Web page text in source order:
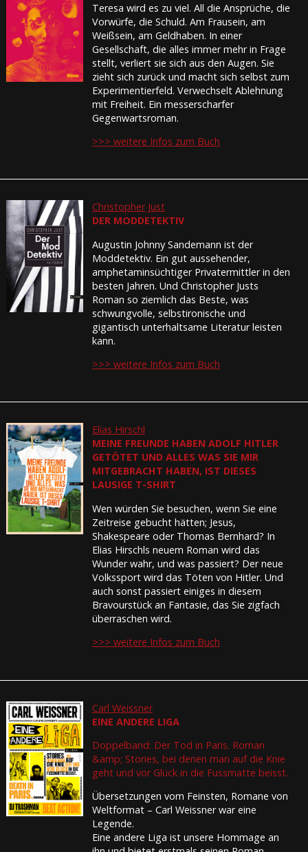
Teresa wird es zu viel. All die Ansprüche, die
Vorwürfe, die Schuld. Am Frausein, am
Weißsein, am Geldhaben. In einer
Gesellschaft, die alles immer mehr in Frage
stellt, verliert sie sich aus den Augen. Sie
zieht sich zurück und macht sich selbst zum
Experimentierfeld. Verwechselt Ablehnung
mit Freiheit. Ein messerscharfer
Gegenwartsroman.
>>> weitere Infos zum Buch
Christopher Just
DER MODDETEKTIV
Augustin Johnny Sandemann ist der
Moddetektiv. Ein gut aussehender,
amphetaminsüchtiger Privatermittler in den
besten Jahren. Und Christopher Justs
Roman so ziemlich das Beste, was
schwungvolle, selbstironische und
gigantisch unterhaltsame Literatur leisten
kann.
>>> weitere Infos zum Buch
Elias Hirschl
MEINE FREUNDE HABEN ADOLF HITLER
GETÖTET UND ALLES WAS SIE MIR
MITGEBRACHT HABEN, IST DIESES
LAUSIGE T-SHIRT
Wen würden Sie besuchen, wenn Sie eine
Zeitreise gebucht hätten; Jesus,
Shakespeare oder Thomas Bernhard? In
Elias Hirschls neuem Roman wird das
Wunder wahr, und was passiert? Der neue
Volkssport wird das Töten von Hitler. Und
auch sonst passiert einiges in diesem
Bravourstück an Fantasie, das Sie zigfach
überraschen wird.
>>> weitere Infos zum Buch
Carl Weissner
EINE ANDERE LIGA
Doppelband: Der Tod in Paris. Roman
&amp; Stories, bei denen man auf die Knie
geht und vor Glück in die Fussmatte beisst.
Übersetzungen vom Feinsten, Romane von
Weltformat – Carl Weissner war eine
Legende.
Eine andere Liga ist unsere Hommage an